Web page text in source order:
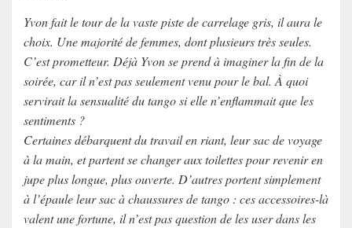
Yvon fait le tour de la vaste piste de carrelage gris, il aura le
choix. Une majorité de femmes, dont plusieurs très seules.
C’est prometteur. Déjà Yvon se prend à imaginer la fin de la
soirée, car il n’est pas seulement venu pour le bal. À quoi
servirait la sensualité du tango si elle n’enflammait que les
sentiments ?
Certaines débarquent du travail en riant, leur sac de voyage
à la main, et partent se changer aux toilettes pour revenir en
jupe plus longue, plus ouverte. D’autres portent simplement
à l’épaule leur sac à chaussures de tango : ces accessoires-là
valent une fortune, il n’est pas question de les user dans les